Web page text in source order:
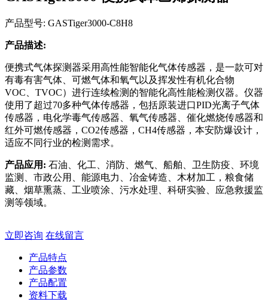
产品型号: GASTiger3000-C8H8
产品描述:
便携式气体探测器采用高性能智能化气体传感器，是一款可对
有毒有害气体、可燃气体和氧气以及挥发性有机化合物
VOC、TVOC）进行连续检测的智能化高性能检测仪器。仪器
使用了超过70多种气体传感器，包括原装进口PID光离子气体
传感器，电化学毒气传感器、氧气传感器、催化燃烧传感器和
红外可燃传感器，CO2传感器，CH4传感器，本安防爆设计，
适应不同行业的检测需求。
产品应用: 石油、化工、消防、燃气、船舶、卫生防疫、环境
监测、市政公用、能源电力、冶金铸造、木材加工，粮食储
藏、烟草熏蒸、工业喷涂、污水处理、科研实验、应急救援监
测等领域。
立即咨询 在线留言
产品特点
产品参数
产品配置
资料下载